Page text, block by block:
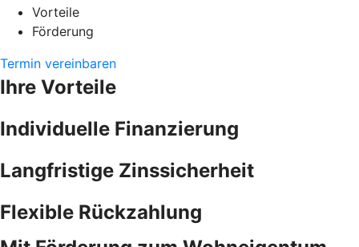
Vorteile
Förderung
Termin vereinbaren
Ihre Vorteile
Individuelle Finanzierung
Langfristige Zinssicherheit
Flexible Rückzahlung